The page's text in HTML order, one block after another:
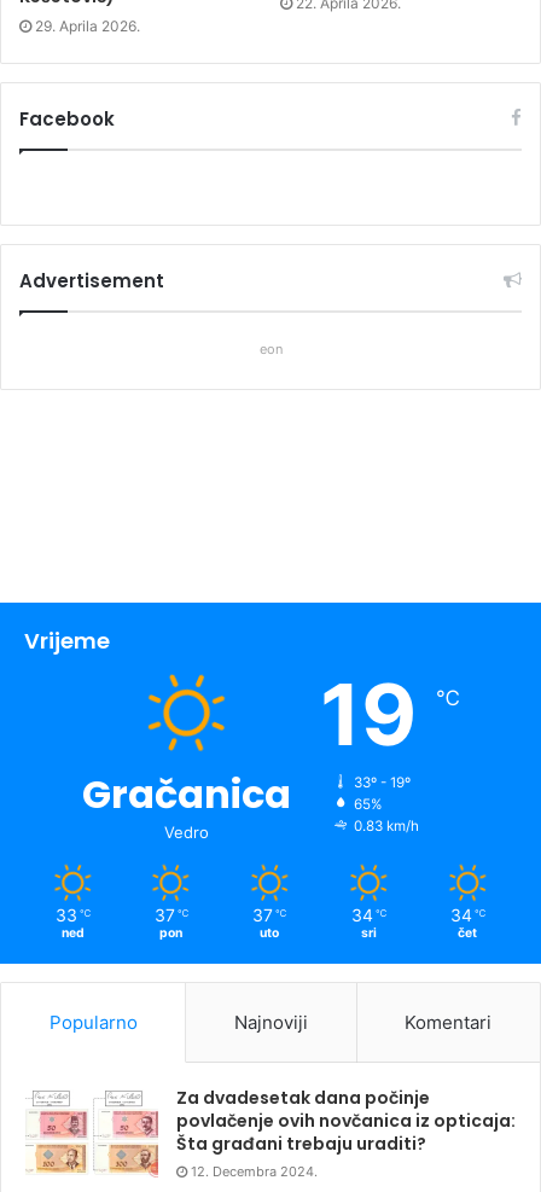
29. Aprila 2026.
Facebook
Advertisement
eon
Vrijeme
Gračanica
Vedro
19 ℃
33º - 19º
65%
0.83 km/h
33 ℃
ned
37 ℃
pon
37 ℃
uto
34 ℃
sri
34 ℃
čet
Popularno Najnoviji Komentari
Za dvadesetak dana počinje
povlačenje ovih novčanica iz opticaja:
Šta građani trebaju uraditi?
12. Decembra 2024.